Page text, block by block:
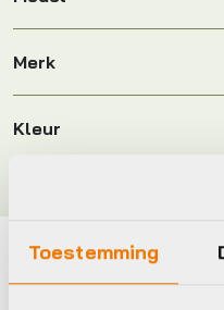
Toestemming
Merk
Kleur
Maak je fiets